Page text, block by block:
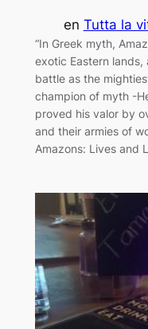
en Tutta la
“In Greek myth,
exotic Eastern lands,
battle as the
champion of myth -
proved his valor by
and their armies of
Amazons: Lives and